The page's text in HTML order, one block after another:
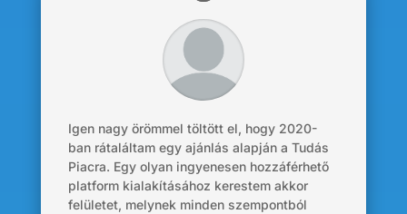
Igen nagy örömmel töltött el, hogy 2020-
ban rátaláltam egy ajánlás alapján a Tudás
Piacra. Egy olyan ingyenesen hozzáférhető
platform kialakításához kerestem akkor
felületet, melynek minden szempontból